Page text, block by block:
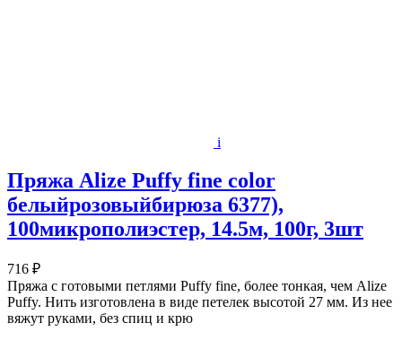
i
Пряжа Alize Puffy fine color
белыйрозовыйбирюза 6377),
100микрополиэстер, 14.5м, 100г, 3шт
716 ₽
Пряжа с готовыми петлями Puffy fine, более тонкая, чем Alize
Puffy. Нить изготовлена в виде петелек высотой 27 мм. Из нее
вяжут руками, без спиц и крю